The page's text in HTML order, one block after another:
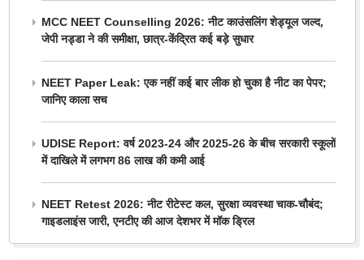
MCC NEET Counselling 2026: नीट काउंसलिंग शेड्यूल जल्द,
जेपी नड्डा ने की समीक्षा, छात्र-केंद्रित कई बड़े सुधार
NEET Paper Leak: एक नहीं कई बार लीक हो चुका है नीट का पेपर;
जानिए काला सच
UDISE Report: वर्ष 2023-24 और 2025-26 के बीच सरकारी स्कूलों
में दाखिले में लगभग 86 लाख की कमी आई
NEET Retest 2026: नीट रीटेस्ट कल, सुरक्षा व्यवस्था चाक-चौबंद;
गाइडलाइंस जारी, एनटीए की आज देशभर में मॉक ड्रिल